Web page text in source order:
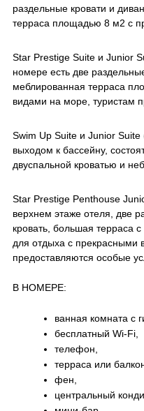
раздельные кровати и
терраса площадью 8 м2 с
Star Prestige Suite и Junior
номере есть две
меблированная терраса
видами на море, туристам
Swim Up Suite и Junior
выходом к бассейну,
двуспальной кроватью и
Star Prestige Penthouse
верхнем этаже отеля, две
кровать, большая терраса
для отдыха с прекрасными
предоставляются особые
В НОМЕРЕ:
ванная комната с
бесплатный Wi-Fi,
телефон,
терраса или
фен,
центральный